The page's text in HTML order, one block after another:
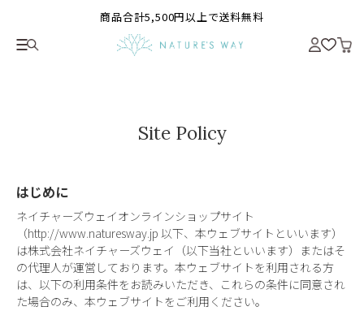
商品合計5,500円以上で送料無料
Site Policy
はじめに
ネイチャーズウェイオンラインショップサイト
（http://www.naturesway.jp 以下、本ウェブサイトといいます）
は株式会社ネイチャーズウェイ（以下当社といいます）またはそ
の代理人が運営しております。本ウェブサイトを利用される方
は、以下の利用条件をお読みいただき、これらの条件に同意され
た場合のみ、本ウェブサイトをご利用ください。